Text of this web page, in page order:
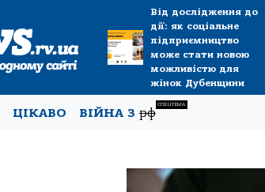
Від дослідження до
дії: як соціальне
підприємництво
може стати новою
можливістю для
жінок Дубенщини
ЦІКАВО ВІЙНА Зрф
СПЕЦТЕМА